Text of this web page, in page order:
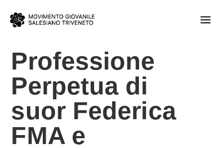
Professione
Perpetua di
suor Federica
FMA e